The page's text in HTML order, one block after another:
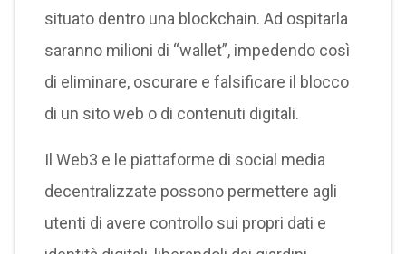
situato dentro una blockchain. Ad ospitarla
saranno milioni di “wallet”, impedendo così
di eliminare, oscurare e falsificare il blocco
di un sito web o di contenuti digitali.
Il Web3 e le piattaforme di social media
decentralizzate possono permettere agli
utenti di avere controllo sui propri dati e